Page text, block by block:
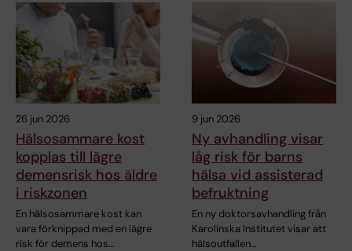
26 jun 2026
Hälsosammare kost
kopplas till lägre
demensrisk hos äldre
i riskzonen
En hälsosammare kost kan
vara förknippad med en lägre
risk för demens hos…
9 jun 2026
Ny avhandling visar
låg risk för barns
hälsa vid assisterad
befruktning
En ny doktorsavhandling från
Karolinska Institutet visar att
hälsoutfallen…